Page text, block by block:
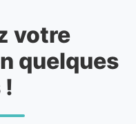
votre
quelques
!